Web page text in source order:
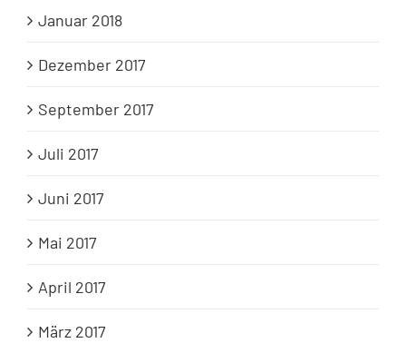
Januar 2018
Dezember 2017
September 2017
Juli 2017
Juni 2017
Mai 2017
April 2017
März 2017